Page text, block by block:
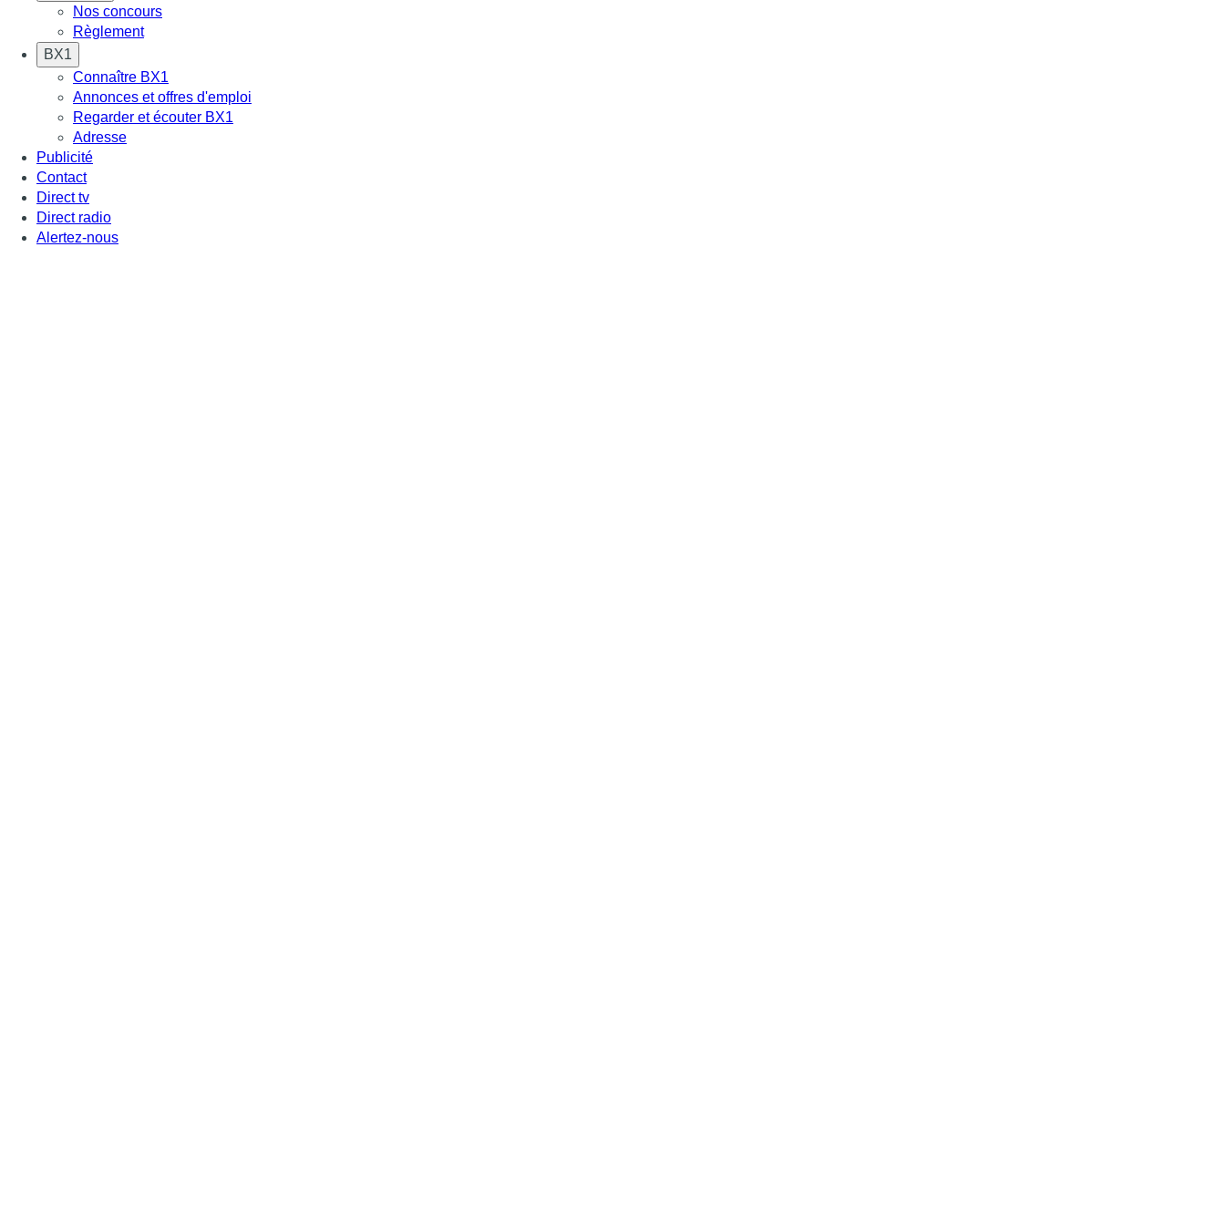
Nos concours
Règlement
BX1
Connaître BX1
Annonces et offres d'emploi
Regarder et écouter BX1
Adresse
Publicité
Contact
Direct tv
Direct radio
Alertez-nous